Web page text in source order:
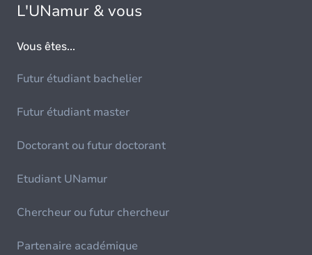
L'UNamur & vous
Vous êtes...
Futur étudiant bachelier
Futur étudiant master
Doctorant ou futur doctorant
Etudiant UNamur
Chercheur ou futur chercheur
Partenaire académique